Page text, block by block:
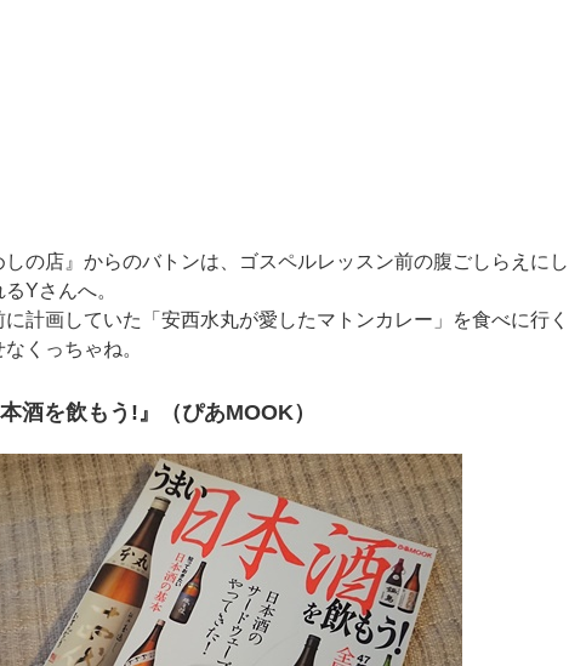
しの店』からのバトンは、ゴスペルレッスン前の腹ごしらえにし
Yさんへ。
計画していた「安西水丸が愛したマトンカレー」を食べに行く
くっちゃね。
酒を飲もう!』（ぴあMOOK）